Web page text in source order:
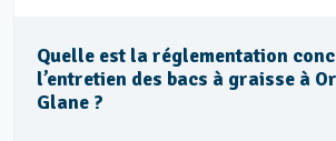
Quelle est la réglementation
l’entretien des bacs à graisse à
Glane ?